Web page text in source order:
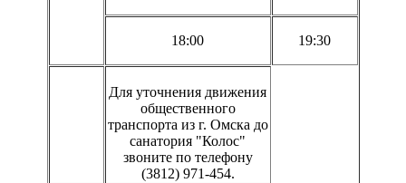
18:00 19:30
Для уточнения движения
общественного
транспорта из г. Омска до
санатория "Колос"
звоните по телефону
(3812) 971-454.